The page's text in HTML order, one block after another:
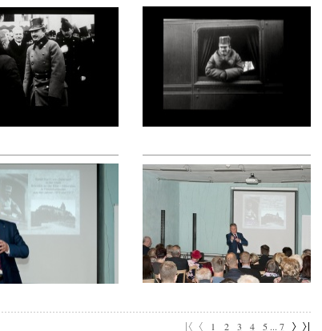
1 2 3 4 5 ... 7